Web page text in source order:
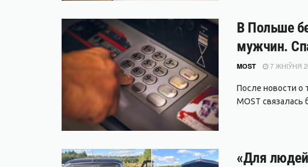
В Польше
мужчин.
MOST 7 ЖНІЎНЯ
После новости о
MOST связалась
«Для людей